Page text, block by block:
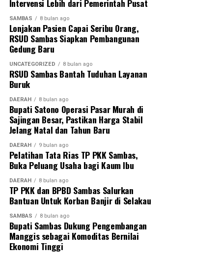
Kegiatan panen dan tanam perdana ini turut dihadiri
oleh Kepala BRMP Anjar Suprapto, S.TP., M.P., Kepala
Dinas Tanaman Pangan dan Hortikultura Provinsi
Kalimantan Barat, Dandim 1208 Sambas, Camat Jawai,
Danramil Jawai, Kapolsek Jawai, para kepala desa se-
Kecamatan Jawai, Gapoktan se-Kecamatan Jawai,
Manajer Brigade Pangan Pemuda Mutiara–Maju
Bersama–Tani Makmur, serta anggota Kelompok Tani
Serai Wangi I.
Kehadiran berbagai pihak tersebut menjadi bukti
kuatnya dukungan lintas sektor dalam mendorong
swasembada pangan di Kabupaten Sambas. (Red)
Intervensi Lebih dari Pemerintah Pusat
SAMBAS 8 bulan ago
Lonjakan Pasien Capai Seribu Orang,
RSUD Sambas Siapkan Pembangunan
Gedung Baru
UNCATEGORIZED 8 bulan ago
RSUD Sambas Bantah Tuduhan Layanan
Buruk
DAERAH 8 bulan ago
Bupati Satono Operasi Pasar Murah di
Sajingan Besar, Pastikan Harga Stabil
Jelang Natal dan Tahun Baru
DAERAH 9 bulan ago
Pelatihan Tata Rias TP PKK Sambas,
Buka Peluang Usaha bagi Kaum Ibu
DAERAH 8 bulan ago
TP PKK dan BPBD Sambas Salurkan
Bantuan Untuk Korban Banjir di Selakau
SAMBAS 8 bulan ago
Bupati Sambas Dukung Pengembangan
Manggis sebagai Komoditas Bernilai
Ekonomi Tinggi